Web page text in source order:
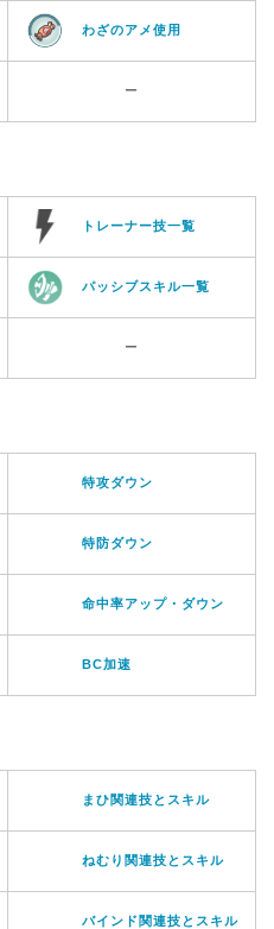
わざのアメ使用
ー
トレーナー技一覧
パッシブスキル一覧
ー
特攻ダウン
特防ダウン
命中率アップ・ダウン
BC加速
まひ関連技とスキル
ねむり関連技とスキル
バインド関連技とスキル